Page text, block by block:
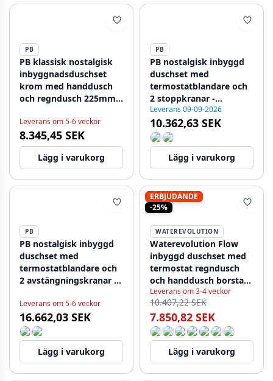
PB
PB klassisk nostalgisk
inbyggnadsduschset
krom med handdusch
och regndusch 225mm
Leverans om 5-6 veckor
8.345,45 SEK
Lägg i varukorg
PB
PB nostalgisk inbyggd
duschset med
termostatblandare och
2 stoppkranar -
handdusch - regndusch
200 mm - krom
Leverans 09-09-2026
10.362,63 SEK
Lägg i varukorg
PB
PB nostalgisk inbyggd
duschset med
termostatblandare och
2 avstängningskranar -
200mm - rostfritt stål
Leverans om 5-6 veckor
16.662,03 SEK
Lägg i varukorg
ERBJUDANDE
-25%
WATEREVOLUTION
Waterevolution Flow
inbyggd duschset med
termostat regndusch
och handdusch borstad
mässing
Leverans om 3-4 veckor
10.407,22 SEK
7.850,82 SEK
Lägg i varukorg